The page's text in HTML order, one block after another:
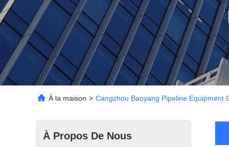
À la maison > Cangzhou Baoyang Pipeline Equipment
À Propos De Nous